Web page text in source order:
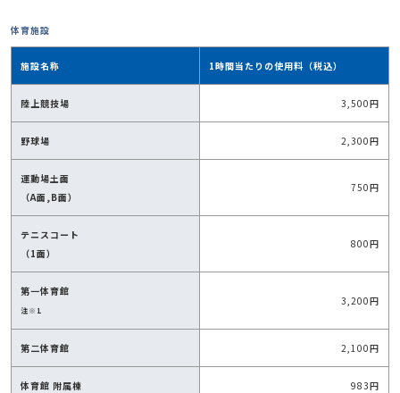
体育施設
施設名称 1時間当たりの使用料（税込）
陸上競技場 3,500円
野球場 2,300円
運動場土面
（A面,B面）
750円
テニスコート
（1面）
800円
第一体育館
注※1
3,200円
第二体育館 2,100円
体育館 附属棟 983円